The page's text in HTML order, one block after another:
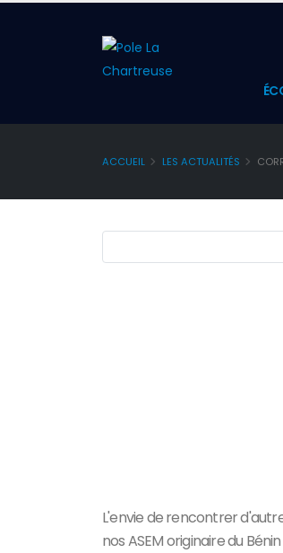
ACCUEIL LES ACTUALITÉS
L'envie de rencontrer
nos ASEM originaire du